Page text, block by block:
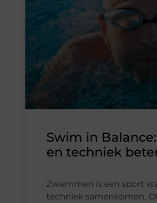
Swim in
en techniek
Zwemmen is een sport
techniek samenkomen.